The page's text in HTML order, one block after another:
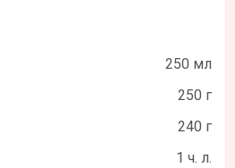
250 мл
250 г
240 г
1 ч. л.